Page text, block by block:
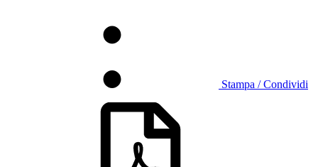
Stampa / Condividi